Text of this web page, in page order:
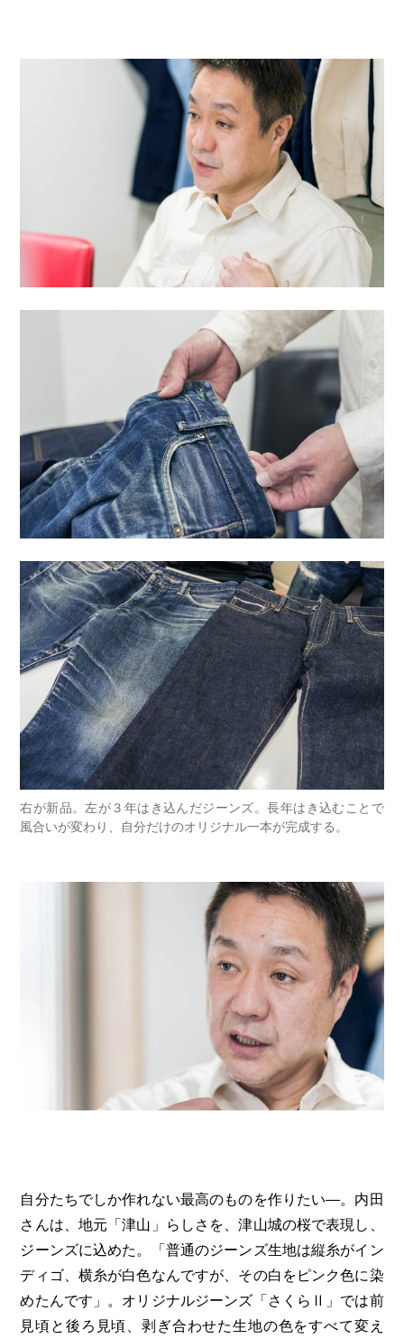
右が新品。左が３年はき込んだジーンズ。長年はき込むことで
風合いが変わり、自分だけのオリジナル一本が完成する。
自分たちでしか作れない最高のものを作りたい―。内田
さんは、地元「津山」らしさを、津山城の桜で表現し、
ジーンズに込めた。「普通のジーンズ生地は縦糸がイン
ディゴ、横糸が白色なんですが、その白をピンク色に染
めたんです」。オリジナルジーンズ「さくらⅡ」では前
見頃と後ろ見頃、剥ぎ合わせた生地の色をすべて変え